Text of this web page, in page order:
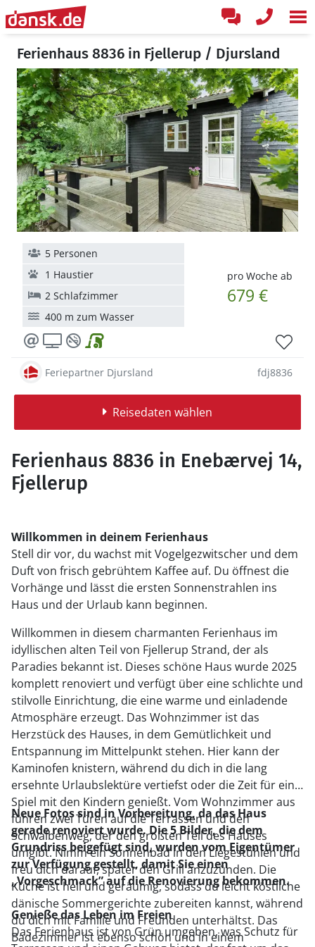
Ferienhaus 8836 in Fjellerup / Djursland
pro Woche ab
679 €
5 Personen
1 Haustier
2 Schlafzimmer
400 m zum Wasser
Feriepartner Djursland fdj8836
Reisedaten wählen
Ferienhaus 8836 in Enebærvej 14,
Fjellerup
Willkommen in deinem Ferienhaus
Stell dir vor, du wachst mit Vogelgezwitscher und dem
Duft von frisch gebrühtem Kaffee auf. Du öffnest die
Vorhänge und lässt die ersten Sonnenstrahlen ins
Haus und der Urlaub kann beginnen.
Willkommen in diesem charmanten Ferienhaus im
idyllischen alten Teil von Fjellerup Strand, der als
Paradies bekannt ist. Dieses schöne Haus wurde 2025
komplett renoviert und verfügt über eine schlichte und
stilvolle Einrichtung, die eine warme und einladende
Atmosphäre erzeugt. Das Wohnzimmer ist das
Herzstück des Hauses, in dem Gemütlichkeit und
Entspannung im Mittelpunkt stehen. Hier kann der
Kaminofen knistern, während du dich in die lang
ersehnte Urlaubslektüre vertiefst oder die Zeit für ein
Spiel mit den Kindern genießt. Vom Wohnzimmer aus
führen zwei Türen auf die Terrassen und den
Schwalbenweg, der den größten Teil des Hauses
umgibt. Nimm ein Sonnenbad in den Liegestühlen und
freu dich darauf, später den Grill anzuzünden. Die
Küche ist hell und geräumig, sodass du leicht köstliche
dänische Sommergerichte zubereiten kannst, während
du dich mit Familie und Freunden unterhältst. Das
Badezimmer ist ebenso schön und in einem
Neue Fotos sind in Vorbereitung, da das Haus
gerade renoviert wurde. Die 5 Bilder, die dem
Grundriss beigefügt sind, wurden vom Eigentümer
zur Verfügung gestellt, damit Sie einen
„Vorgeschmack” auf die Renovierung bekommen.
Genieße das Leben im Freien
Das Ferienhaus ist von Grün umgeben, was Schutz für